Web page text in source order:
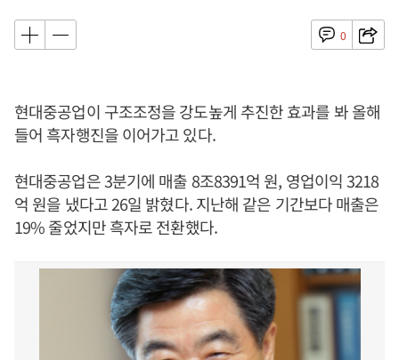
0
현대중공업이 구조조정을 강도높게 추진한 효과를 봐 올해
들어 흑자행진을 이어가고 있다.
현대중공업은 3분기에 매출 8조8391억 원, 영업이익 3218
억 원을 냈다고 26일 밝혔다. 지난해 같은 기간보다 매출은
19% 줄었지만 흑자로 전환했다.